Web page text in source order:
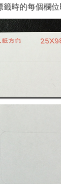
時的每個欄位